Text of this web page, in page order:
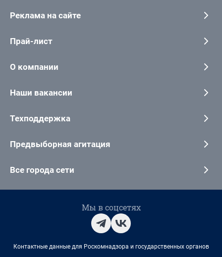
Реклама на сайте
Прай-лист
О компании
Наши вакансии
Техподдержка
Предвыборная агитация
Все города сети
Мы в соцсетях
Контактные данные для Роскомнадзора и государственных органов